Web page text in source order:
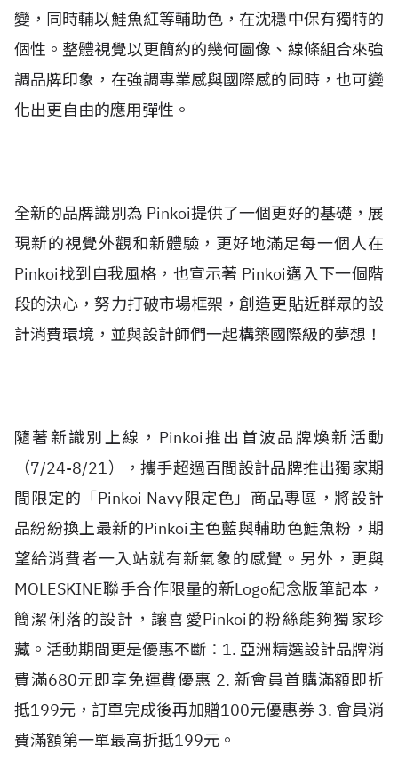
變，同時輔以鮭魚紅等輔助色，在沈穩中保有獨特的
個性。整體視覺以更簡約的幾何圖像、線條組合來強
調品牌印象，在強調專業感與國際感的同時，也可變
化出更自由的應用彈性。
全新的品牌識別為 Pinkoi提供了一個更好的基礎，展
現新的視覺外觀和新體驗，更好地滿足每一個人在
Pinkoi找到自我風格，也宣示著 Pinkoi邁入下一個階
段的決心，努力打破市場框架，創造更貼近群眾的設
計消費環境，並與設計師們一起構築國際級的夢想！
隨著新識別上線，Pinkoi推出首波品牌煥新活動
（7/24-8/21），攜手超過百間設計品牌推出獨家期
間限定的「Pinkoi Navy限定色」商品專區，將設計
品紛紛換上最新的Pinkoi主色藍與輔助色鮭魚粉，期
望給消費者一入站就有新氣象的感覺。另外，更與
MOLESKINE聯手合作限量的新Logo紀念版筆記本，
簡潔俐落的設計，讓喜愛Pinkoi的粉絲能夠獨家珍
藏。活動期間更是優惠不斷：1. 亞洲精選設計品牌消
費滿680元即享免運費優惠 2. 新會員首購滿額即折
抵199元，訂單完成後再加贈100元優惠券 3. 會員消
費滿額第一單最高折抵199元。